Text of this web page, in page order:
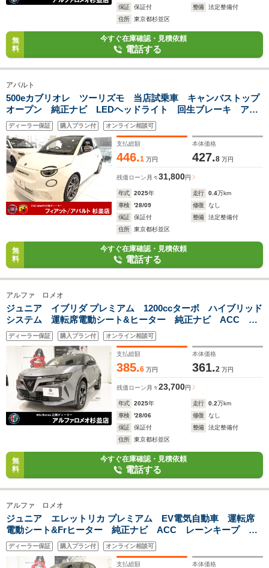
保証
保証付 整備
法定整備付
住所
東京都杉並区
無
料
今すぐ在庫確認・見積依頼
電話する
アバルト
500eカブリオレ ツーリズモ 当店試乗車 キャンバストップ
オープン 純正ナビ LEDヘッドライト 回生ブレーキ アル
カンターラスポーツシート クルコン バックカメラ
ETC2.0 禁煙車 充電航続距離294Km(カタログ値)
ディーラー保証 購入プラン付 オンライン相談可
支払総額
446.1 万円
本体価格
427.8 万円
残価ローン 月々31,800円
年式 2025年 走行 0.4万km
車検
'28/09 修復
なし
保証
保証付 整備
法定整備付
住所
東京都杉並区
無
料
今すぐ在庫確認・見積依頼
電話する
アルファ ロメオ
ジュニア イブリダ プレミアム 1200ccターボ ハイブリッド
システム 運転席電動シート&ヒーター 純正ナビ ACC レ
ーンキープ 衝突被害軽減 LEDライト パドルシフト パワ
ーバックドア ワイヤレスチャージ 純正18インチアルミ
ディーラー保証 購入プラン付 オンライン相談可
支払総額
385.6 万円
本体価格
361.2 万円
残価ローン 月々23,700円
年式 2025年 走行 0.2万km
車検
'28/06 修復
なし
保証
保証付 整備
法定整備付
住所
東京都杉並区
無
料
今すぐ在庫確認・見積依頼
電話する
アルファ ロメオ
ジュニア エレットリカ プレミアム EV電気自動車 運転席
電動シート&Frヒーター 純正ナビ ACC レーンキープ 衝
突被害軽減 LEDライト パワーバックドア ワイヤレスチャ
ージ 純正18インチアルミ
ディーラー保証 購入プラン付 オンライン相談可
支払総額 本体価格